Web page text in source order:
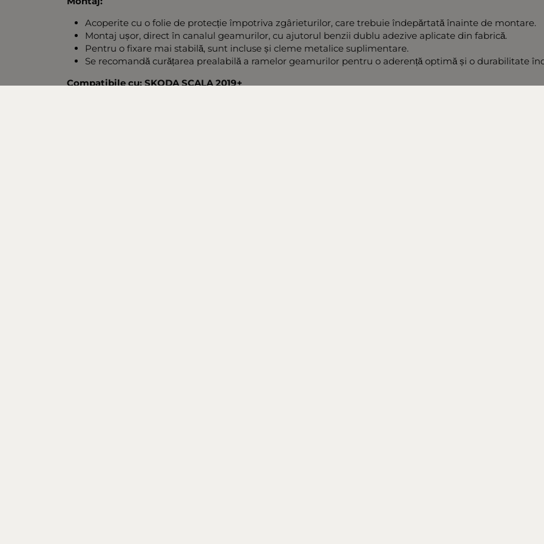
Acoperite cu o folie de protecție împotriva zgârieturilor, care trebuie îndepărtată înainte de montare.
Montaj ușor, direct în canalul geamurilor, cu ajutorul benzii dublu adezive aplicate din fabrică.
Pentru o fixare mai stabilă, sunt incluse și cleme metalice suplimentare.
Se recomandă curățarea prealabilă a ramelor geamurilor pentru o aderență optimă și o durabilitate
Compatibile cu: SKODA SCALA 2019+